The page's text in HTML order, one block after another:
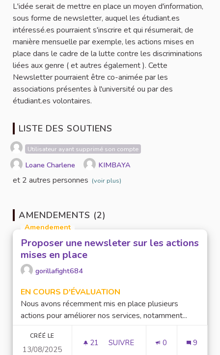
L'idée serait de mettre en place un moyen d'information,
sous forme de newsletter, auquel les étudiant.es
intéressé.es pourraient s'inscrire et qui résumerait, de
manière mensuelle par exemple, les actions mises en
place dans le cadre de la lutte contre les discriminations
liées aux genre ( et autres également ). Cette
Newsletter pourraient être co-animée par les
associations présentes à l'université ou par des
étudiant.es volontaires.
LISTE DES SOUTIENS
Utilisateur ayant supprimé son compte
Loane Charlene KIMBAYA
et 2 autres personnes (voir plus)
AMENDEMENTS (2)
Amendement
Proposer une newsleter sur les actions
mises en place
gorillafight684
EN COURS D'ÉVALUATION
Nous avons récemment mis en place plusieurs
actions pour améliorer nos services, notamment...
CRÉÉ LE
13/08/2025
21 21 ABONNÉS
SUIVRE 0 9